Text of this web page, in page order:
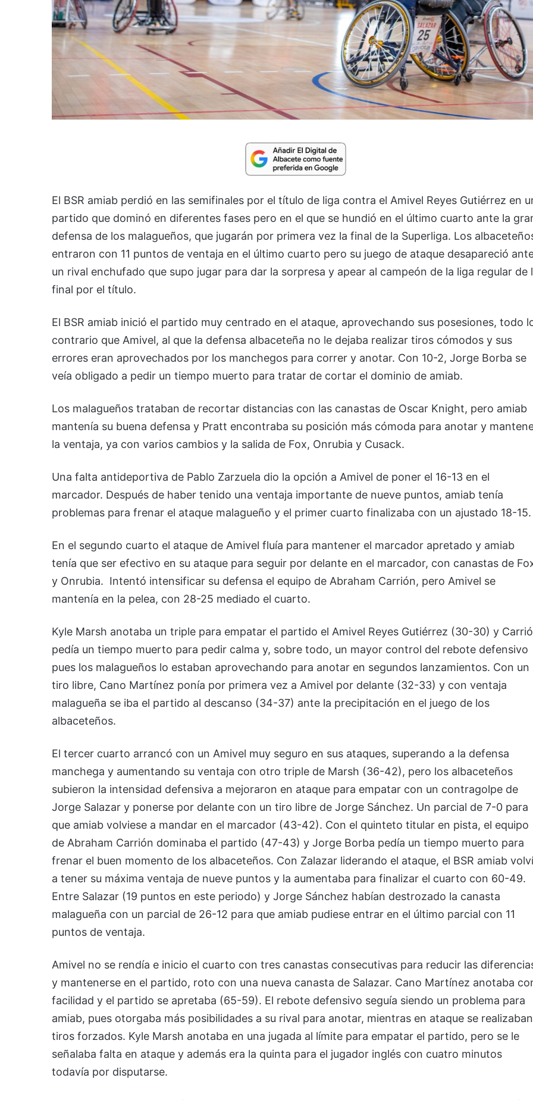
El BSR amiab perdió en las semifinales por el título de liga contra el Amivel Reyes Gutiérrez en
partido que dominó en diferentes fases pero en el que se hundió en el último cuarto ante la
defensa de los malagueños, que jugarán por primera vez la final de la Superliga. Los
entraron con 11 puntos de ventaja en el último cuarto pero su juego de ataque desapareció
un rival enchufado que supo jugar para dar la sorpresa y apear al campeón de la liga regular de
final por el título.
El BSR amiab inició el partido muy centrado en el ataque, aprovechando sus posesiones, todo
contrario que Amivel, al que la defensa albaceteña no le dejaba realizar tiros cómodos y sus
errores eran aprovechados por los manchegos para correr y anotar. Con 10-2, Jorge Borba se
veía obligado a pedir un tiempo muerto para tratar de cortar el dominio de amiab.
Los malagueños trataban de recortar distancias con las canastas de Oscar Knight, pero amiab
mantenía su buena defensa y Pratt encontraba su posición más cómoda para anotar y
la ventaja, ya con varios cambios y la salida de Fox, Onrubia y Cusack.
Una falta antideportiva de Pablo Zarzuela dio la opción a Amivel de poner el 16-13 en el
marcador. Después de haber tenido una ventaja importante de nueve puntos, amiab tenía
problemas para frenar el ataque malagueño y el primer cuarto finalizaba con un ajustado 18-15.
En el segundo cuarto el ataque de Amivel fluía para mantener el marcador apretado y amiab
tenía que ser efectivo en su ataque para seguir por delante en el marcador, con canastas de
y Onrubia. Intentó intensificar su defensa el equipo de Abraham Carrión, pero Amivel se
mantenía en la pelea, con 28-25 mediado el cuarto.
Kyle Marsh anotaba un triple para empatar el partido el Amivel Reyes Gutiérrez (30-30) y
pedía un tiempo muerto para pedir calma y, sobre todo, un mayor control del rebote defensivo
pues los malagueños lo estaban aprovechando para anotar en segundos lanzamientos. Con un
tiro libre, Cano Martínez ponía por primera vez a Amivel por delante (32-33) y con ventaja
malagueña se iba el partido al descanso (34-37) ante la precipitación en el juego de los
albaceteños.
El tercer cuarto arrancó con un Amivel muy seguro en sus ataques, superando a la defensa
manchega y aumentando su ventaja con otro triple de Marsh (36-42), pero los albaceteños
subieron la intensidad defensiva a mejoraron en ataque para empatar con un contragolpe de
Jorge Salazar y ponerse por delante con un tiro libre de Jorge Sánchez. Un parcial de 7-0 para
que amiab volviese a mandar en el marcador (43-42). Con el quinteto titular en pista, el equipo
de Abraham Carrión dominaba el partido (47-43) y Jorge Borba pedía un tiempo muerto para
frenar el buen momento de los albaceteños. Con Zalazar liderando el ataque, el BSR amiab
a tener su máxima ventaja de nueve puntos y la aumentaba para finalizar el cuarto con 60-49.
Entre Salazar (19 puntos en este periodo) y Jorge Sánchez habían destrozado la canasta
malagueña con un parcial de 26-12 para que amiab pudiese entrar en el último parcial con 11
puntos de ventaja.
Amivel no se rendía e inicio el cuarto con tres canastas consecutivas para reducir las
y mantenerse en el partido, roto con una nueva canasta de Salazar. Cano Martínez anotaba
facilidad y el partido se apretaba (65-59). El rebote defensivo seguía siendo un problema para
amiab, pues otorgaba más posibilidades a su rival para anotar, mientras en ataque se realizaban
tiros forzados. Kyle Marsh anotaba en una jugada al límite para empatar el partido, pero se le
señalaba falta en ataque y además era la quinta para el jugador inglés con cuatro minutos
todavía por disputarse.